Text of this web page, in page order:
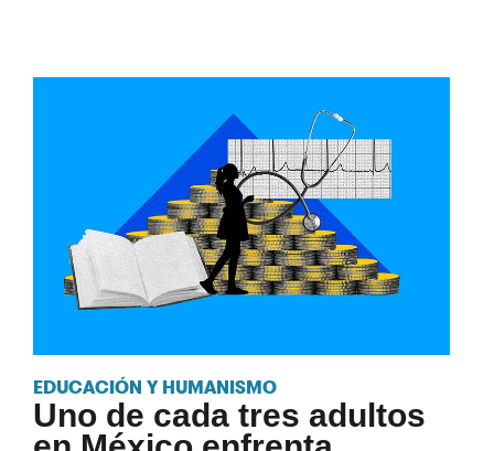
EDUCACIÓN Y HUMANISMO
Uno de cada tres adultos